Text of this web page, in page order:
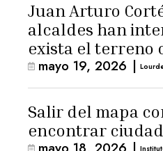
Juan Arturo
alcaldes han
exista el terreno
mayo 19, 2026 |
Salir del mapa
encontrar ciudad